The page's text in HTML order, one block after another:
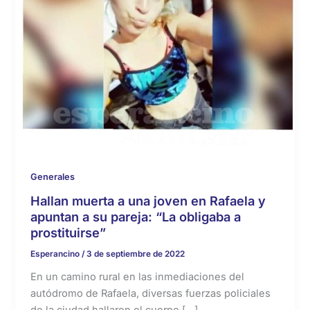
Generales
Hallan muerta a una joven en Rafaela y
apuntan a su pareja: “La obligaba a
prostituirse”
Esperancino /3 de septiembre de 2022
En un camino rural en las inmediaciones del
autódromo de Rafaela, diversas fuerzas policiales